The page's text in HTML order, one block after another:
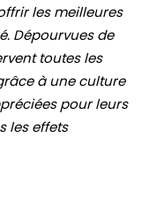
les meilleures
Dépourvues de
toutes les
à une culture
pour leurs
les effets